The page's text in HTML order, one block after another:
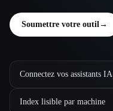
Soumettre votre outil→
Connectez vos assistants IA
Index lisible par machine